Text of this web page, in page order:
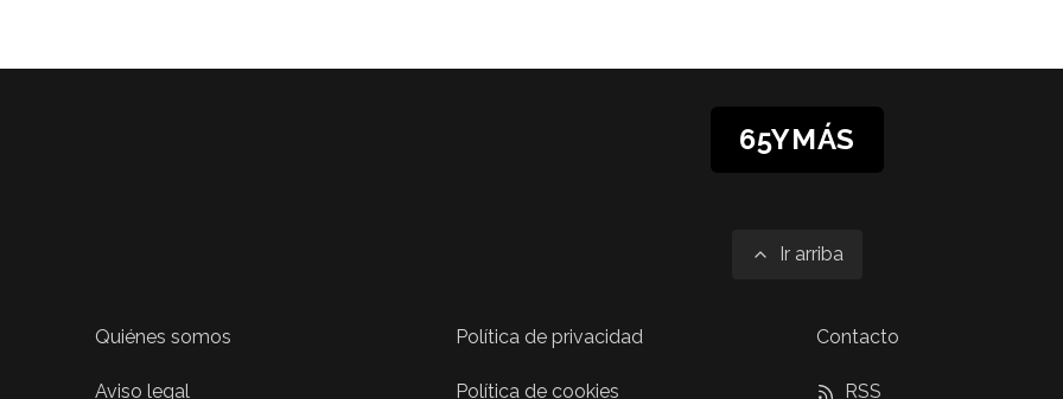
65YMÁS
Ir arriba
Quiénes somos
Aviso legal
Política de privacidad
Política de cookies
Contacto
RSS